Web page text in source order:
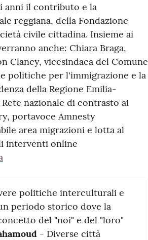
anni il contributo e la
reggiana, della Fondazione
civile cittadina. Insieme ai
anche: Chiara Braga,
Clancy, vicesindaca del Comune
politiche per l'immigrazione e la
della Regione Emilia-
nazionale di contrasto ai
portavoce Amnesty
area migrazioni e lotta al
interventi online
politiche interculturali e
periodo storico dove la
del "noi" e del "loro"
- Diverse città